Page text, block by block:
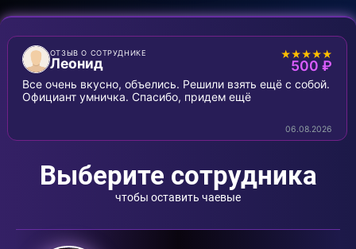
ОТЗЫВ О СОТРУДНИКЕ
Леонид
★★★★★
500 ₽
Все очень вкусно, объелись. Решили взять ещё с собой.
Официант умничка. Спасибо, придем ещё
06.08.2026
Выберите сотрудника
чтобы оставить чаевые